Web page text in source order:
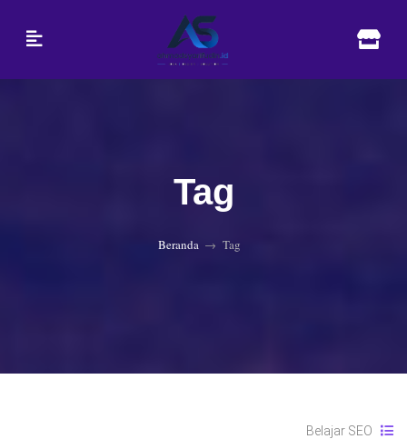
Tag
Beranda Tag
Belajar SEO